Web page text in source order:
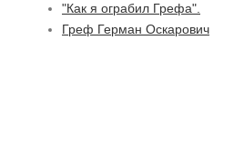
"Как я ограбил Грефа".
Греф Герман Оскарович